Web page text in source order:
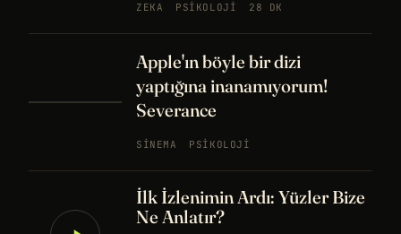
ZEKA
PSIKOLOJI 28 DK
Apple'ın böyle bir dizi
yaptığına inanamıyorum!
Severance
SINEMA PSIKOLOJI
İlk İzlenimin Ardı: Yüzler Bize
Ne Anlatır?